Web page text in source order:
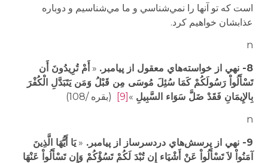
است كه تو آنها را نمي‌شناسي و ما مي‌شناسيم و دوباره
عذابشان خواهيم كرد.
n
8- نهي از خواسته‌‌هاي معقول از پيامبر. « أَمْ تُرِيدُونَ أَن
تَسْأَلُواْ رَسُولَكُمْ كَمَا سُئِلَ مُوسَى مِن قَبْلُ وَمَن يَتَبَدَّلِ الْكُفْرَ
بِالإِيمَانِ فَقَدْ ضَلَّ سَوَاء السَّبِيلِ »
[9] (بقره /108)
n
9- نهي از پرسش‌هاي دردسرساز از پيامبر. «يَا أَيُّهَا الَّذِينَ
آمَنُواْ لاَ تَسْأَلُواْ عَنْ أَشْيَاء إِن تُبْدَ لَكُمْ تَسُؤْكُمْ وَإِن تَسْأَلُواْ عَنْهَا